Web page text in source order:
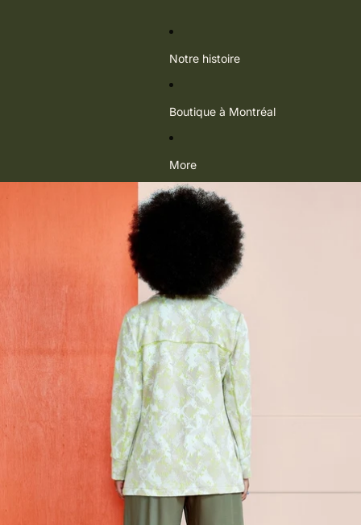
Notre histoire
Boutique à Montréal
More
Passer aux informations sur le produit